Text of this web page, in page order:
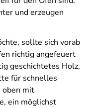
und erzeugen
sollte sich vorab
richtig angefeuert
geschichtetes Holz,
für schnelles
oben mit
ein möglichst